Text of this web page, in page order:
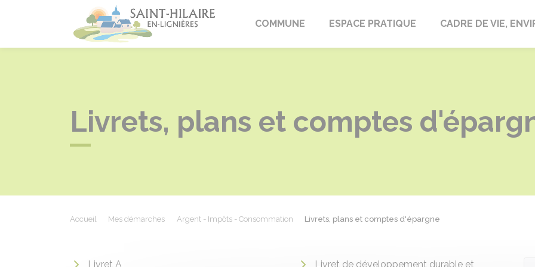
Saint-Hilaire-en-Lignières
COMMUNE ESPACE PRATIQUE CADRE DE VIE,
Livrets, plans et comptes
Accueil Mes démarches Argent - Impôts - Consommation Livrets, plans et comptes d'épargne
Livret A
Livret de développement durable et